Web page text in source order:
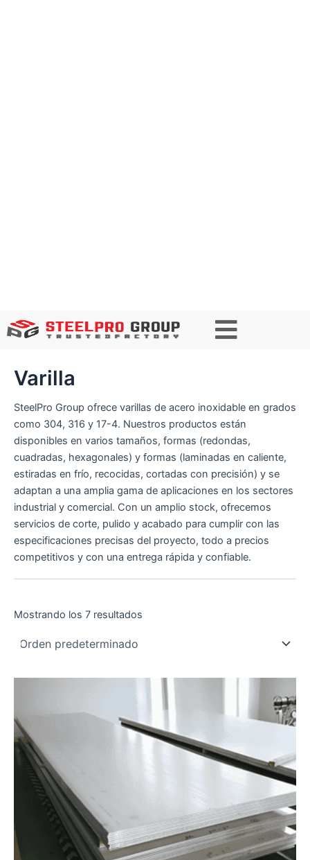
u
a
Varilla
SteelPro Group ofrece varillas de acero inoxidable en grados
como 304, 316 y 17-4. Nuestros productos están
disponibles en varios tamaños, formas (redondas,
cuadradas, hexagonales) y formas (laminadas en caliente,
estiradas en frío, recocidas, cortadas con precisión) y se
adaptan a una amplia gama de aplicaciones en los sectores
industrial y comercial. Con un amplio stock, ofrecemos
servicios de corte, pulido y acabado para cumplir con las
especificaciones precisas del proyecto, todo a precios
competitivos y con una entrega rápida y confiable.
Mostrando los 7 resultados